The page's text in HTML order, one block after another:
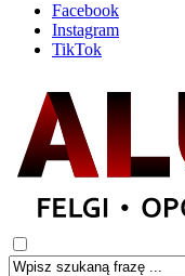
Facebook
Instagram
TikTok